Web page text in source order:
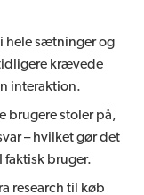
hele sætninger og
krævede
interaktion.
brugere stoler på,
– hvilket gør det
faktisk bruger.
research til køb